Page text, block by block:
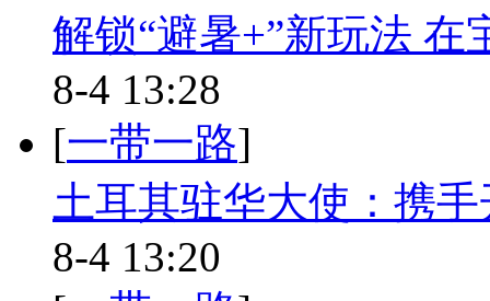
解锁“避暑+”新玩法 在
8-4 13:28
[一带一路]
土耳其驻华大使：携
8-4 13:20